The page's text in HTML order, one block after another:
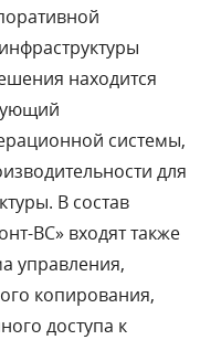
находится
системы,
для
В состав
ВС» входят также
управления,
копирования,
доступа к